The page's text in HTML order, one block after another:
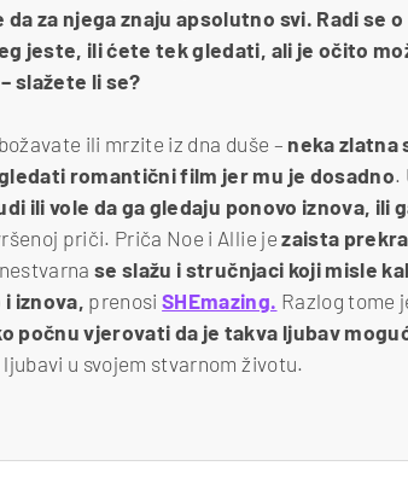
za njega znaju apsolutno svi. Radi se
jeste, ili ćete tek gledati, ali je očito
slažete li se?
ili mrzite iz dna duše – neka zlatna
romantični film jer mu je dosadno.
ili vole da ga gledaju ponovo iznova, ili
priči. Priča Noe i Allie je zaista
se slažu i stručnjaci koji misle
iznova, prenosiSHEmazing. Razlog tome
počnu vjerovati da je takva ljubav
ljubavi u svojem stvarnom životu.